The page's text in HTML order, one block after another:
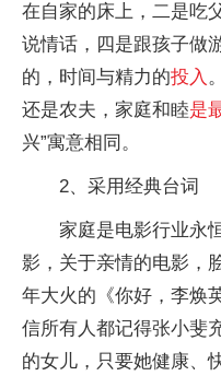
在自家的床上，二是吃
说情话，四是跟孩子做
的，时间与精力的投入
还是农夫，家庭和睦是
兴”寓意相同。
2、采用经典台词
家庭是电影行业永
影，关于亲情的电影，
年大火的《你好，李焕
信所有人都记得张小斐
的女儿，只要她健康、